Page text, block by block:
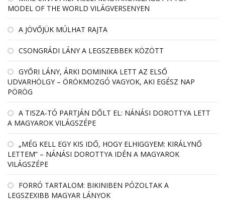
MODEL OF THE WORLD VILÁGVERSENYEN
A JÖVŐJÜK MÚLHAT RAJTA
CSONGRÁDI LÁNY A LEGSZEBBEK KÖZÖTT
GYŐRI LÁNY, ÁRKI DOMINIKA LETT AZ ELSŐ
UDVARHÖLGY – ÖRÖKMOZGÓ VAGYOK, AKI EGÉSZ NAP
PÖRÖG
A TISZA-TÓ PARTJÁN DŐLT EL: NÁNÁSI DOROTTYA LETT
A MAGYAROK VILÁGSZÉPE
„MÉG KELL EGY KIS IDŐ, HOGY ELHIGGYEM: KIRÁLYNŐ
LETTEM” – NÁNÁSI DOROTTYA IDÉN A MAGYAROK
VILÁGSZÉPE
FORRÓ TARTALOM: BIKINIBEN PÓZOLTAK A
LEGSZEXIBB MAGYAR LÁNYOK